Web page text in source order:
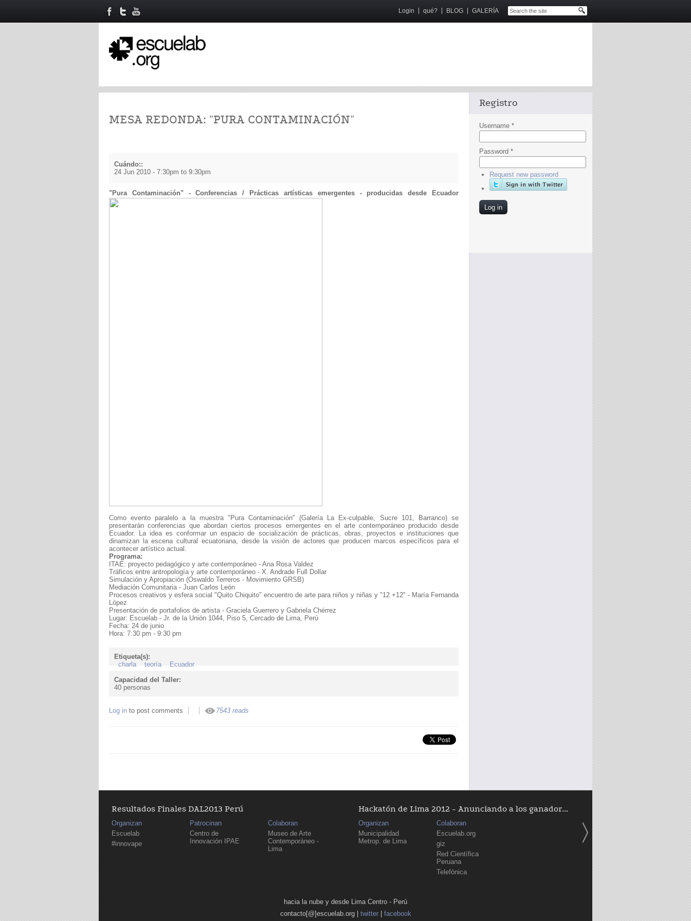
Login qué? BLOG GALERÍA
MESA REDONDA: "PURA CONTAMINACIÓN"
Cuándo::
24 Jun 2010 - 7:30pm to 9:30pm
"Pura Contaminación" - Conferencias / Prácticas artísticas emergentes - producidas desde Ecuador
Como evento paralelo a la muestra "Pura Contaminación" (Galería La Ex-culpable, Sucre 101, Barranco) se
presentarán conferencias que abordan ciertos procesos emergentes en el arte contemporáneo producido desde
Ecuador. La idea es conformar un espacio de socialización de prácticas, obras, proyectos e instituciones que
dinamizan la escena cultural ecuatoriana, desde la visión de actores que producen marcos específicos para el
acontecer artístico actual.
Programa:
ITAE: proyecto pedagógico y arte contemporáneo - Ana Rosa Valdez
Tráficos entre antropología y arte contemporáneo - X. Andrade Full Dollar
Simulación y Apropiación (Oswaldo Terreros - Movimiento GRSB)
Mediación Comunitaria - Juan Carlos León
Procesos creativos y esfera social "Quito Chiquito" encuentro de arte para niños y niñas y "12 +12" - María Fernanda
López
Presentación de portafolios de artista - Graciela Guerrero y Gabriela Chérrez
Lugar: Escuelab - Jr. de la Unión 1044, Piso 5, Cercado de Lima, Perú
Fecha: 24 de junio
Hora: 7:30 pm - 9:30 pm
Etiqueta(s):
charla
teoría
Ecuador
Capacidad del Taller:
40 personas
Log in to post comments 7543 reads
Registro
Username *
Password *
Request new password
Resultados Finales DAL2013 Perú
Organizan
Escuelab
#innovape
Patrocinan
Centro de
Innovación IPAE
Colaboran
Museo de Arte
Contemporáneo -
Lima
Hackatón de Lima 2012 - Anunciando a los ganador...
Organizan
Municipalidad
Metrop. de Lima
Colaboran
Escuelab.org
giz
Red Científica
Peruana
Telefónica
hacia la nube y desde Lima Centro - Perú
contacto[@]escuelab.org | twitter| facebook